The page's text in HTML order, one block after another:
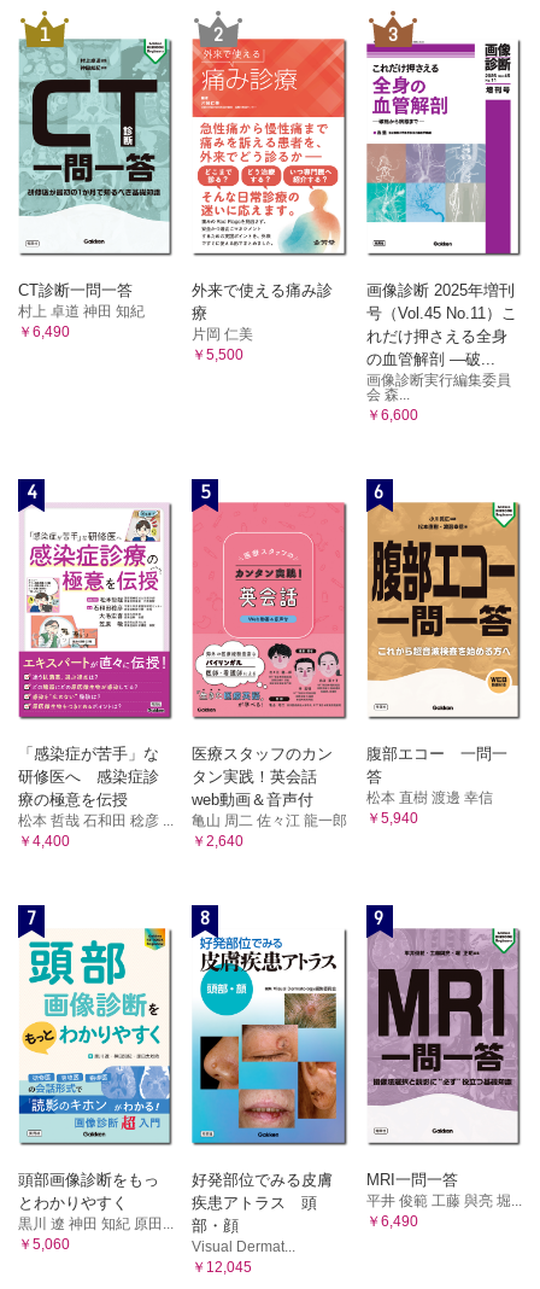
1
CT診断一問一答
村上 卓道 神田 知紀
￥6,490
2
外来で使える痛み診
療
片岡 仁美
￥5,500
3
画像診断 2025年増刊
号（Vol.45 No.11）こ
れだけ押さえる全身
の血管解剖 ―破...
画像診断実行編集委員
会 森...
￥6,600
4
「感染症が苦手」な
研修医へ 感染症診
療の極意を伝授
松本 哲哉 石和田 稔彦 ...
￥4,400
5
医療スタッフのカン
タン実践！英会話
web動画＆音声付
亀山 周二 佐々江 龍一郎
￥2,640
6
腹部エコー 一問一
答
松本 直樹 渡邊 幸信
￥5,940
7
頭部画像診断をもっ
とわかりやすく
黒川 遼 神田 知紀 原田...
￥5,060
8
好発部位でみる皮膚
疾患アトラス 頭
部・顔
Visual Dermat...
￥12,045
9
MRI一問一答
平井 俊範 工藤 與亮 堀...
￥6,490